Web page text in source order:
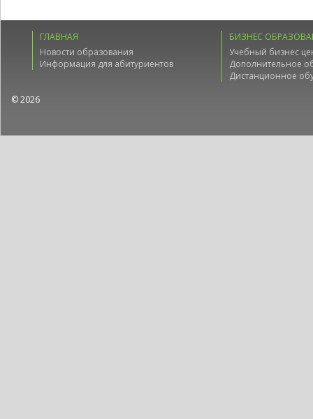
ГЛАВНАЯ
Новости образования
Информация для абитуриентов
БИЗНЕС
Учебный бизнес
Дополнительное
Дистанционное
© 2026